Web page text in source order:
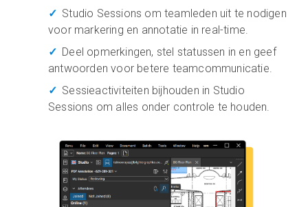
Studio Sessions om teamleden uit te nodigen
voor markering en annotatie in real-time.
Deel opmerkingen, stel statussen in en geef
antwoorden voor betere teamcommunicatie.
Sessieactiviteiten bijhouden in Studio
Sessions om alles onder controle te houden.